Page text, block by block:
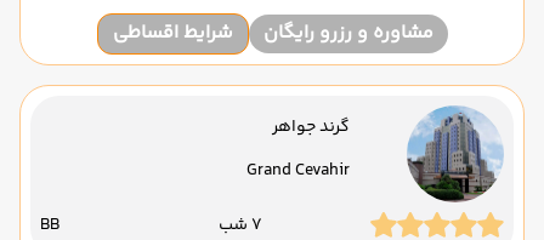
مشاوره و رزرو رایگان شرایط اقساطی
گرند جواهر
Grand Cevahir
7 شب BB